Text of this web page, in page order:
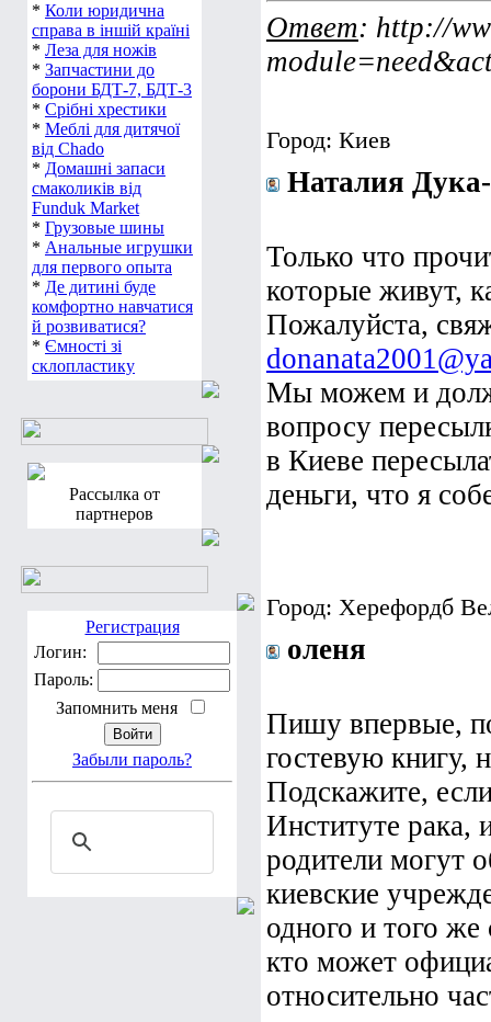
* Коли юридична
справа в іншій країні
* Леза для ножів
* Запчастини до
борони БДТ-7, БДТ-3
* Срібні хрестики
* Меблі для дитячої
від Chado
* Домашні запаси
смаколиків від
Funduk Market
* Грузовые шины
* Анальные игрушки
для первого опыта
* Де дитині буде
комфортно навчатися
й розвиватися?
* Ємності зі
склопластику
Рассылка от
партнеров
Регистрация
Логин:
Пароль:
Запомнить меня
Забыли пароль?
Ответ: http://
Город: Киев
Наталия
Только что
которые живут,
Пожалуйста,
Мы можем и
вопросу
в Киеве
деньги, что я
Город: Херефордб
оленя
Пишу впервые,
гостевую книгу,
Подскажите,
Институте рака,
родители могут
киевские
одного и того же
кто может
относительно